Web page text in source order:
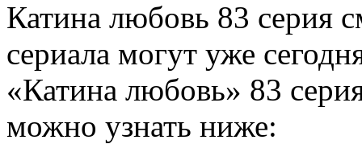
Катина любовь 83 серия
сериала могут уже
«Катина любовь» 83
можно узнать ниже: